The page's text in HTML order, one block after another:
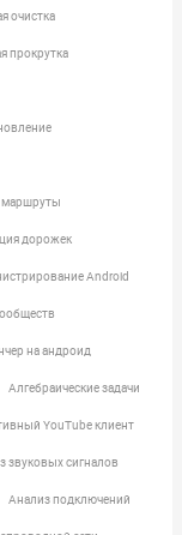
очистка
прокрутка
дорожек
Android
на андроид
Алгебраические задачи
YouTube клиент
звуковых сигналов
Анализ подключений